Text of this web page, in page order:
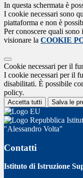
In questa schermata è
I cookie necessari sono
piattaforma e non è
Per conoscere quali
visionare la COOKIE
Cookie necessari per il
I cookie necessari per il
disabilitati. È possibile
policy.
Accetta tutti Salva le
"Alessandro Volta"
Contatti
Istituto di Istruzione